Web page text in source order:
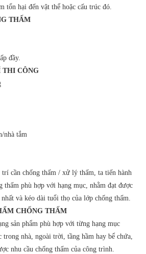
tổn hại đến vật thể hoặc cấu trúc đó.
THẤM
đầy.
THI CÔNG
nhà tắm
cần chống thấm / xử lý thấm, ta tiến hành
thấm phù hợp với hạng mục, nhằm đạt được
và kéo dài tuổi thọ của lớp chống thấm.
CHỐNG THẤM
sản phẩm phù hợp với từng hạng mục
trong nhà, ngoài trời, tầng hầm hay bể chứa,
nhu cầu chống thấm của công trình.